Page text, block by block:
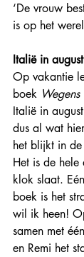
‘De vrouw
is op het
Italië in
Op vakantie
boek
Italië in
dus al wat
het blijkt in
Het is de hele
klok slaat.
boek is het
wil ik heen!
samen met
en Remi het